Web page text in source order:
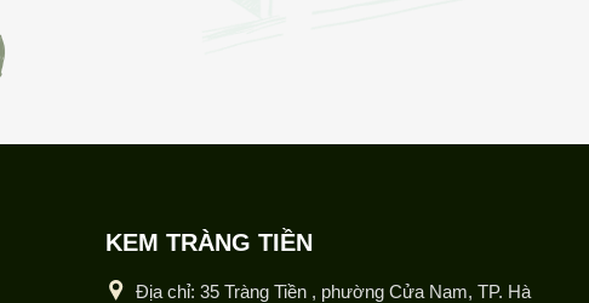
KEM TRÀNG TIỀN
Địa chỉ: 35 Tràng Tiền , phường Cửa Nam, TP. Hà